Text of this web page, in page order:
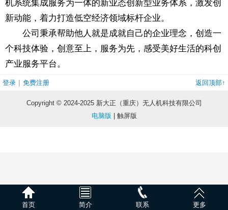
机系统集成服务为一体的新业态创新型业务体系，激发创
新动能，着力打造低空经济领域标杆企业。
公司秉承帮助他人就是成就自己的企业理念，创造一
个科技体验，创意至上，服务为先，感受美好生活的科创
产业服务平台。
登录 | 免费注册 返回顶部↑
Copyright © 2024-2025 新大正（重庆）无人机科技有限公司
电脑版 | 触屏版
首页 简介 联系 更多